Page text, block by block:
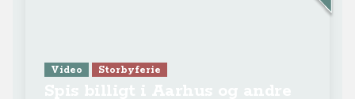
Video Storbyferie